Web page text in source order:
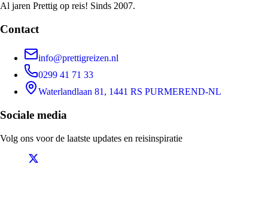
Al jaren Prettig op reis! Sinds 2007.
Contact
info@prettigreizen.nl
0299 41 71 33
Waterlandlaan 81, 1441 RS PURMEREND-NL
Sociale media
Volg ons voor de laatste updates en reisinspiratie